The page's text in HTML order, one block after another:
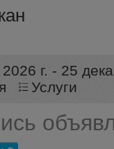
г. - 25
Услуги